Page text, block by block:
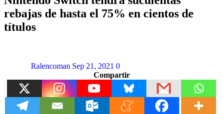
rebajas de hasta el 75% en cientos de
títulos
Ralencoman Sep 21, 2021 0
Compartir